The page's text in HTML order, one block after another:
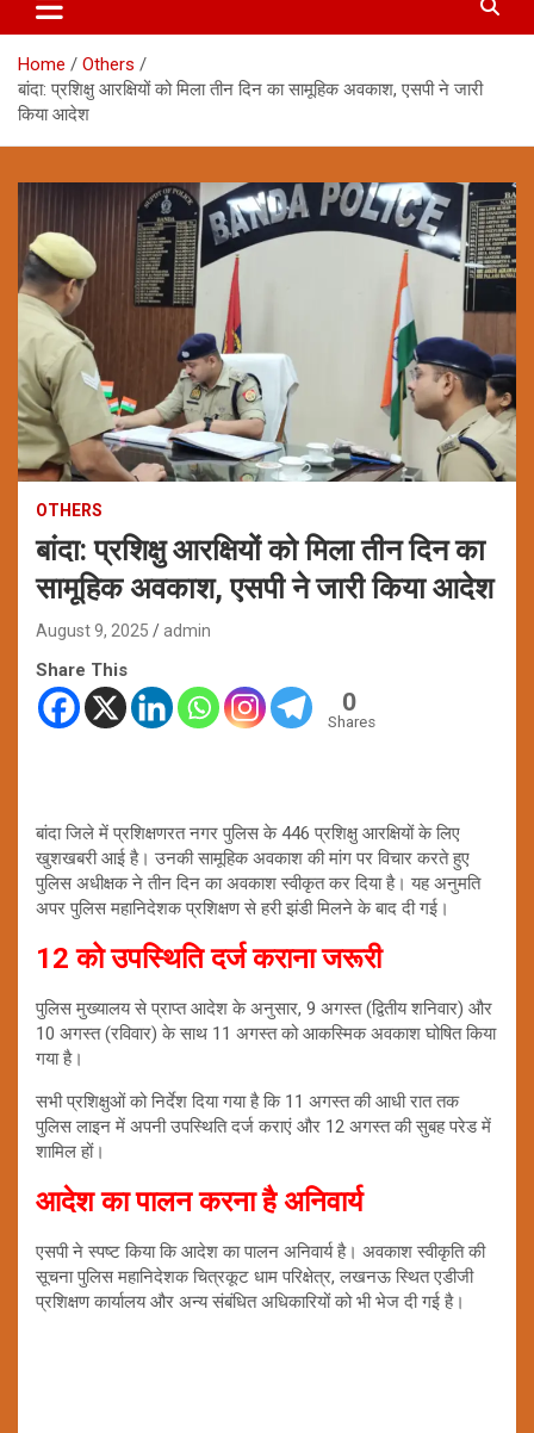
Home
Others
बांदा: प्रशिक्षु आरक्षियों को मिला तीन दिन का सामूहिक अवकाश, एसपी ने जारी
किया आदेश
OTHERS
बांदा: प्रशिक्षु आरक्षियों को मिला तीन दिन का
सामूहिक अवकाश, एसपी ने जारी किया आदेश
August 9, 2025 admin
Share This
0
Shares
बांदा जिले में प्रशिक्षणरत नगर पुलिस के 446 प्रशिक्षु आरक्षियों के लिए
खुशखबरी आई है। उनकी सामूहिक अवकाश की मांग पर विचार करते हुए
पुलिस अधीक्षक ने तीन दिन का अवकाश स्वीकृत कर दिया है। यह अनुमति
अपर पुलिस महानिदेशक प्रशिक्षण से हरी झंडी मिलने के बाद दी गई।
12 को उपस्थिति दर्ज कराना जरूरी
पुलिस मुख्यालय से प्राप्त आदेश के अनुसार, 9 अगस्त (द्वितीय शनिवार) और
10 अगस्त (रविवार) के साथ 11 अगस्त को आकस्मिक अवकाश घोषित किया
गया है।
सभी प्रशिक्षुओं को निर्देश दिया गया है कि 11 अगस्त की आधी रात तक
पुलिस लाइन में अपनी उपस्थिति दर्ज कराएं और 12 अगस्त की सुबह परेड में
शामिल हों।
आदेश का पालन करना है अनिवार्य
एसपी ने स्पष्ट किया कि आदेश का पालन अनिवार्य है। अवकाश स्वीकृति की
सूचना पुलिस महानिदेशक चित्रकूट धाम परिक्षेत्र, लखनऊ स्थित एडीजी
प्रशिक्षण कार्यालय और अन्य संबंधित अधिकारियों को भी भेज दी गई है।